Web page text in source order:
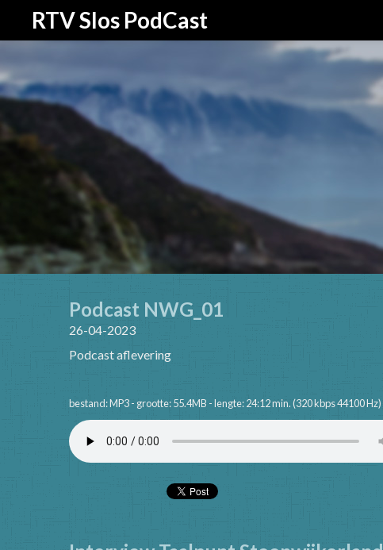
RTV Slos PodCast
Podcast NWG_01
26-04-2023
Podcast aflevering
bestand: MP3 - grootte: 55.4MB - lengte: 24:12 min. (320 kbps 44100 Hz)